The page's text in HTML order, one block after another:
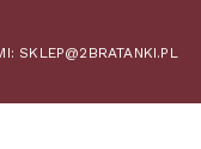
SKLEP@2BRATANKI.PL